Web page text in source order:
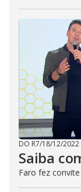
DO R7/18/12/2022
Saiba
Faro fez